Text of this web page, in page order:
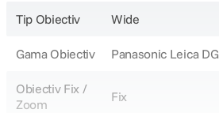
Tip Obiectiv Wide
Gama Obiectiv Panasonic Leica DG
Obiectiv Fix /
Zoom
Fix